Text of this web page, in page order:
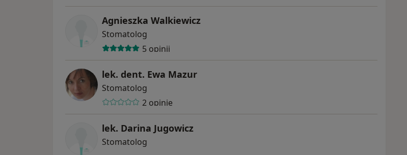
chirurgii szczękowej,
implantologii,
ortodoncji.
Przeprowadzamy zabiegi z wykorzystaniem mikroskopu, które oferuje
współczesna endodoncja i chirurgia. Lekarze w naszym zespole nieustannie
podnoszą swoje kwalifikacje na kursach i szkoleniach w Polsce i za granicą.
Agnieszka Walkiewicz
Stomatolog
5 opinii
lek. dent. Ewa Mazur
Stomatolog
2 opinie
lek. Darina Jugowicz
Stomatolog